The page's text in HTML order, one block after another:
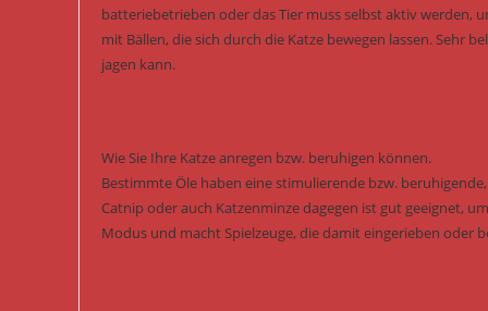
batteriebetrieben oder das Tier muss selbst aktiv werden,
mit Bällen, die sich durch die Katze bewegen lassen. Sehr
jagen kann.
Wie Sie Ihre Katze anregen bzw. beruhigen können.
Bestimmte Öle haben eine stimulierende bzw.
Catnip oder auch Katzenminze dagegen ist gut geeignet,
Modus und macht Spielzeuge, die damit eingerieben oder